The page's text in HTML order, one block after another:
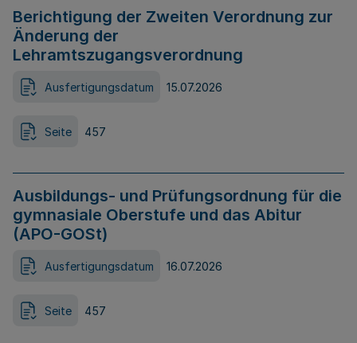
Berichtigung der Zweiten Verordnung zur
Änderung der
Lehramtszugangsverordnung
Ausfertigungsdatum 15.07.2026
Seite 457
Ausbildungs- und Prüfungsordnung für die
gymnasiale Oberstufe und das Abitur
(APO-GOSt)
Ausfertigungsdatum 16.07.2026
Seite 457